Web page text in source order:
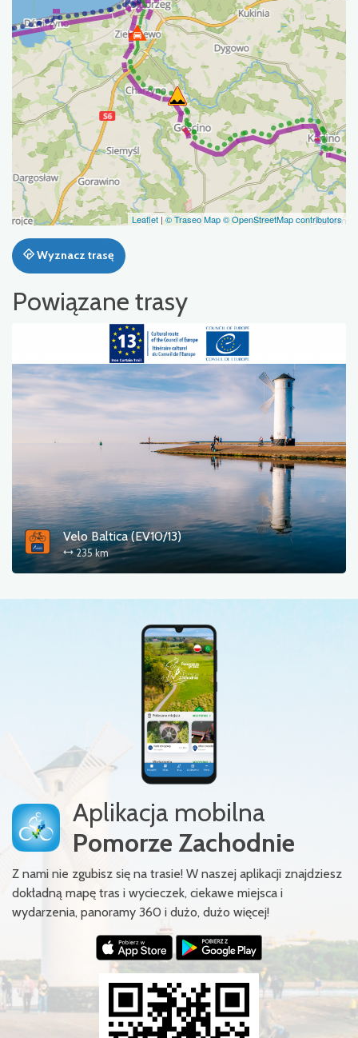
Leaflet | © Traseo Map© OpenStreetMap contributors
Wyznacz trasę
Powiązane trasy
Velo Baltica (EV10/13)
235 km
Aplikacja mobilna
Pomorze Zachodnie
Z nami nie zgubisz się na trasie! W naszej aplikacji znajdziesz
dokładną mapę tras i wycieczek, ciekawe miejsca i
wydarzenia, panoramy 360 i dużo, dużo więcej!